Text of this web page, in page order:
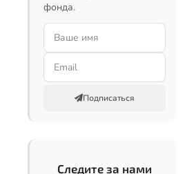
фонда.
Подписаться
Следите за нами